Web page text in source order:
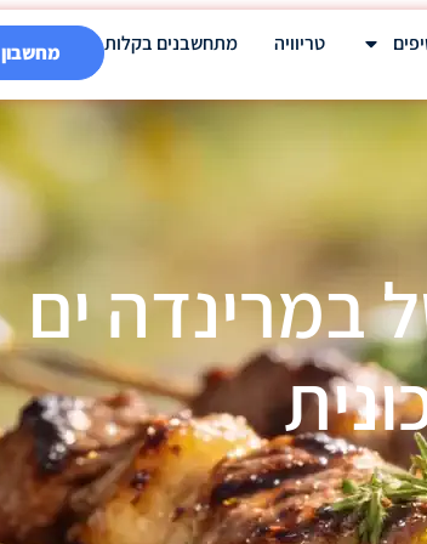
טריוויה מתחשבנים בקלות מחשבון
במרינדה ים